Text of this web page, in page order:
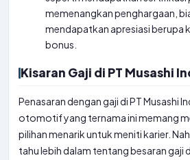
memenangkan penghargaan,
mendapatkan apresiasi berupa
bonus.
Kisaran Gaji di PT Musashi
Penasaran dengan gaji di PT Musashi
otomotif yang ternama ini memang
pilihan menarik untuk meniti karier.
tahu lebih dalam tentang besaran gaji